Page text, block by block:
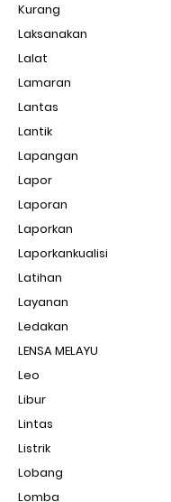
Kurang
Laksanakan
Lalat
Lamaran
Lantas
Lantik
Lapangan
Lapor
Laporan
Laporkan
Laporkankualisi
Latihan
Layanan
Ledakan
LENSA MELAYU
Leo
Libur
Lintas
Listrik
Lobang
Lomba